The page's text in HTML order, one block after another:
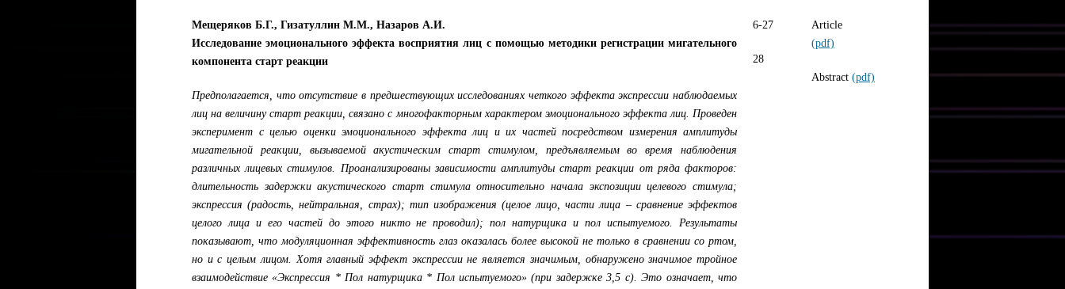
Мещеряков Б.Г., Гизатуллин М.М., Назаров А.И.
Исследование эмоционального эффекта восприятия лиц с помощью методики регистрации мигательного
компонента старт реакции
Предполагается, что отсутствие в предшествующих исследованиях четкого эффекта экспрессии наблюдаемых
лиц на величину старт реакции, связано с многофакторным характером эмоционального эффекта лиц. Проведен
эксперимент с целью оценки эмоционального эффекта лиц и их частей посредством измерения амплитуды
мигательной реакции, вызываемой акустическим старт стимулом, предъявляемым во время наблюдения
различных лицевых стимулов. Проанализированы зависимости амплитуды старт реакции от ряда факторов:
длительность задержки акустического старт стимула относительно начала экспозиции целевого стимула;
экспрессия (радость, нейтральная, страх); тип изображения (целое лицо, части лица – сравнение эффектов
целого лица и его частей до этого никто не проводил); пол натурщика и пол испытуемого. Результаты
показывают, что модуляционная эффективность глаз оказалась более высокой не только в сравнении со ртом,
но и с целым лицом. Хотя главный эффект экспрессии не является значимым, обнаружено значимое тройное
взаимодействие «Экспрессия * Пол натурщика * Пол испытуемого» (при задержке 3,5 с). Это означает, что
6-27
28
Article
(pdf)
Abstract (pdf)